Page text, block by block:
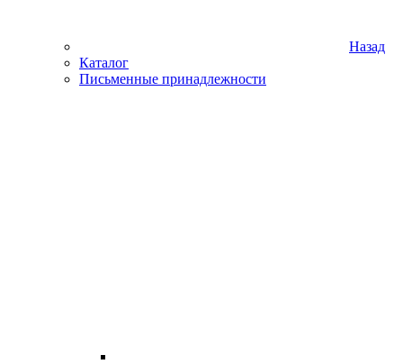
Назад
Каталог
Письменные принадлежности